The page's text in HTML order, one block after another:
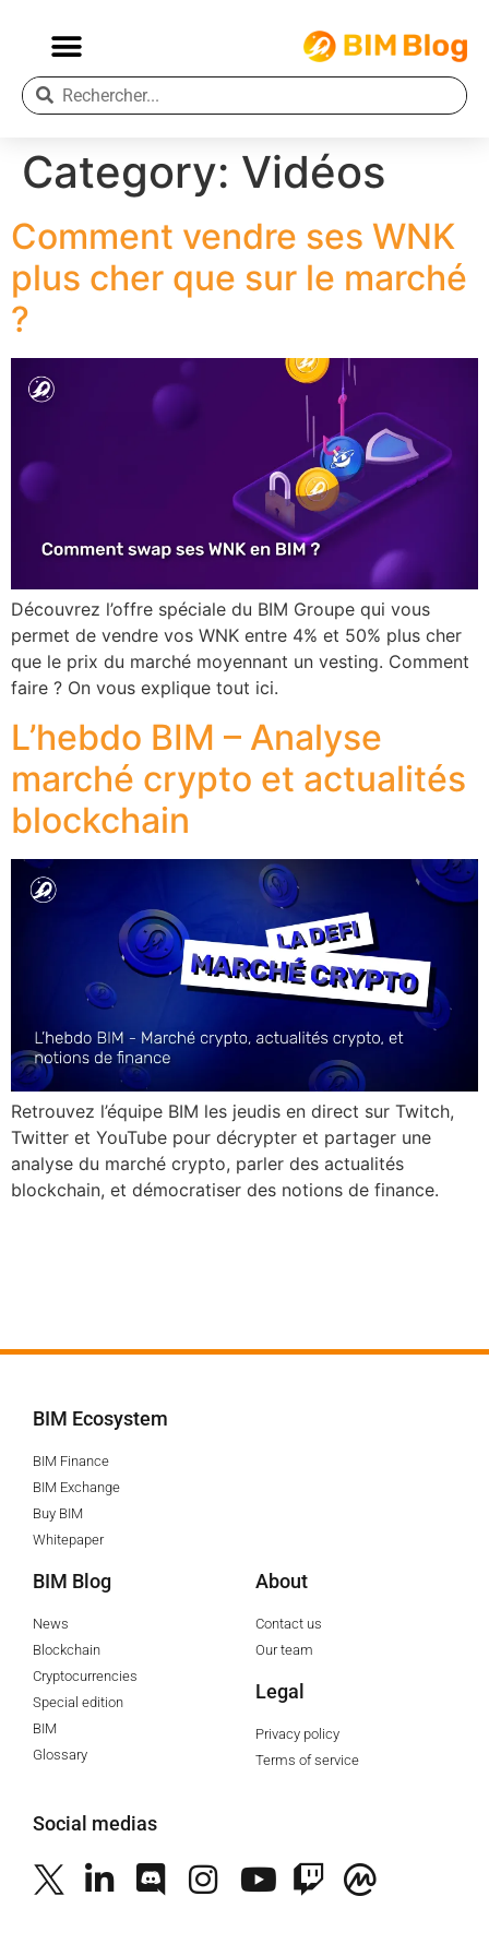
Category: Vidéos
Comment vendre ses WNK
plus cher que sur le marché
?
Découvrez l’offre spéciale du BIM Groupe qui vous
permet de vendre vos WNK entre 4% et 50% plus cher
que le prix du marché moyennant un vesting. Comment
faire ? On vous explique tout ici.
L’hebdo BIM – Analyse
marché crypto et actualités
blockchain
Retrouvez l’équipe BIM les jeudis en direct sur Twitch,
Twitter et YouTube pour décrypter et partager une
analyse du marché crypto, parler des actualités
blockchain, et démocratiser des notions de finance.
BIM Ecosystem
BIM Finance
BIM Exchange
Buy BIM
Whitepaper
BIM Blog
News
Blockchain
Cryptocurrencies
Special edition
BIM
Glossary
About
Contact us
Our team
Legal
Privacy policy
Terms of service
Social medias